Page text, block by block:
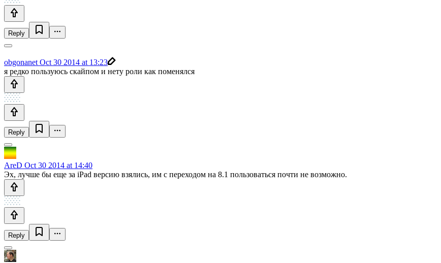
Reply
obgonanet Oct 30 2014 at 13:23
я редко пользуюсь скайпом и нету роли как поменялся
Reply
AreD Oct 30 2014 at 14:40
Эх, лучше бы еще за iPad версию взялись, им с переходом на 8.1 пользоваться почти не возможно.
Reply